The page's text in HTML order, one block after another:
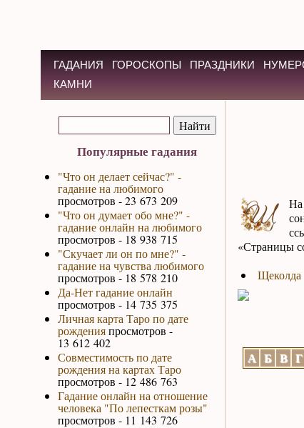
ГАДАНИЯ ГОРОСКОПЫ ПРАЗДНИКИ
КАМНИ
Популярные гадания
"Что он делает сейчас?" -
гадание на любимого
просмотров - 23 673 209
"Что он думает обо мне?" -
гадание онлайн на любимого
просмотров - 18 938 715
"Скучает ли он по мне?" -
гадание на чувства любимого
просмотров - 18 578 210
Да-Нет гадание онлайн
просмотров - 14 735 375
Личная карта Таро по дате
рожденияпросмотров -
13 612 402
Совместимость по дате
рождения на картах Таро
просмотров - 12 486 763
Гадание онлайн на отношение
человека "По лепесткам розы"
просмотров - 11 143 726
На
«Страницы
Щеколда
А Б В Г